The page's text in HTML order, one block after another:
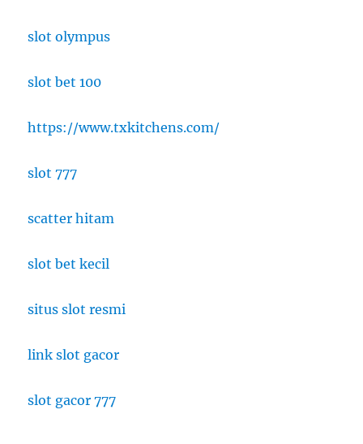
slot olympus
slot bet 100
https://www.txkitchens.com/
slot 777
scatter hitam
slot bet kecil
situs slot resmi
link slot gacor
slot gacor 777